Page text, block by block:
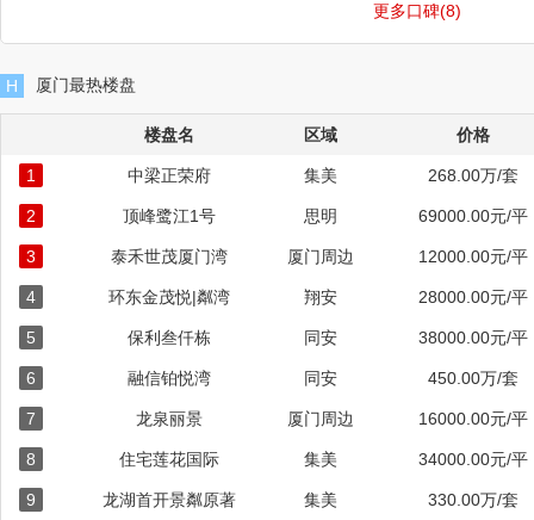
更多口碑(8)
H 厦门最热楼盘
楼盘名 区域 价格
1 中梁正荣府 集美 268.00万/套
2 顶峰鹭江1号 思明 69000.00元/平
3 泰禾世茂厦门湾 厦门周边 12000.00元/平
4 环东金茂悦|粼湾 翔安 28000.00元/平
5 保利叁仟栋 同安 38000.00元/平
6 融信铂悦湾 同安 450.00万/套
7 龙泉丽景 厦门周边 16000.00元/平
8 住宅莲花国际 集美 34000.00元/平
9 龙湖首开景粼原著 集美 330.00万/套